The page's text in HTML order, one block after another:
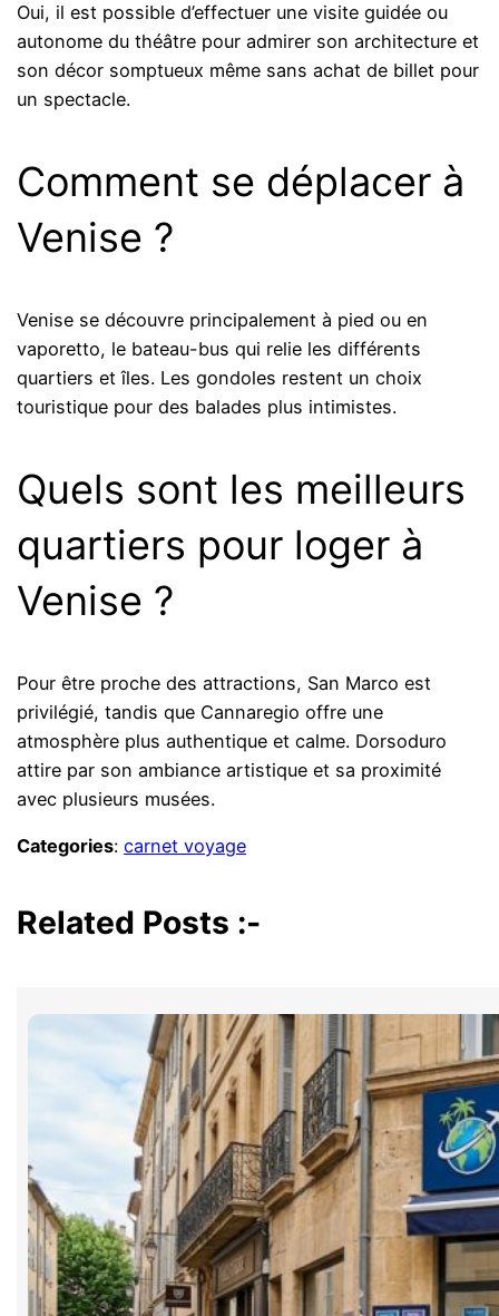
Oui, il est possible d’effectuer une visite guidée ou
autonome du théâtre pour admirer son architecture et
son décor somptueux même sans achat de billet pour
un spectacle.
Comment se déplacer à
Venise ?
Venise se découvre principalement à pied ou en
vaporetto, le bateau-bus qui relie les différents
quartiers et îles. Les gondoles restent un choix
touristique pour des balades plus intimistes.
Quels sont les meilleurs
quartiers pour loger à
Venise ?
Pour être proche des attractions, San Marco est
privilégié, tandis que Cannaregio offre une
atmosphère plus authentique et calme. Dorsoduro
attire par son ambiance artistique et sa proximité
avec plusieurs musées.
Categories:carnet voyage
Related Posts :-